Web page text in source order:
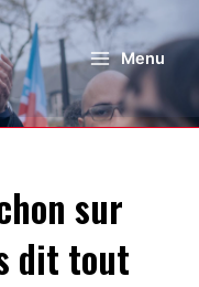
Menu
sur
dit tout